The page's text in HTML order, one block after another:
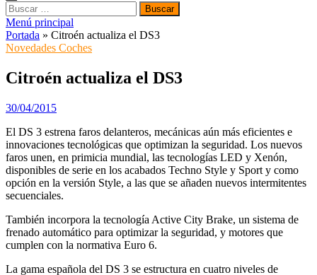
Buscar:
Menú principal
Portada » Citroén actualiza el DS3
Novedades Coches
Citroén actualiza el DS3
30/04/2015
El DS 3 estrena faros delanteros, mecánicas aún más eficientes e
innovaciones tecnológicas que optimizan la seguridad. Los nuevos
faros unen, en primicia mundial, las tecnologías LED y Xenón,
disponibles de serie en los acabados Techno Style y Sport y como
opción en la versión Style, a las que se añaden nuevos intermitentes
secuenciales.
También incorpora la tecnología Active City Brake, un sistema de
frenado automático para optimizar la seguridad, y motores que
cumplen con la normativa Euro 6.
La gama española del DS 3 se estructura en cuatro niveles de